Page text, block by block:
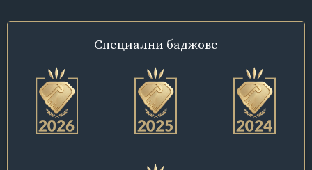
Специални баджове